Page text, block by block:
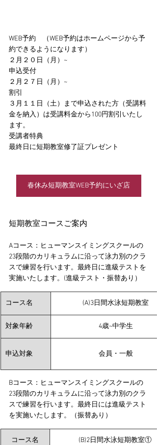
WEB予約　（WEB予約はホームページから予
約できるようになります）
２月２０日（月）~
申込受付
２月２７日（月）~
割引
３月１１日（土）まで申込された方（受講料
金を納入）は受講料金から100円割引いたし
ます。
受講者特典
最終日に短期教室修了証プレゼント
春休み短期教室WEB予約にいざ店
短期教室コースご案内
Aコース：ヒューマンスイミングスクールの
23段階のカリキュラムに沿って泳力別のクラ
スで練習を行います。最終日に進級テストを
実施いたします。(進級テスト・振替あり）
​コース名 ​(A)3日間水泳短期教室
対象年齢 4歳~中学生​
申込対象 会員・一般
Bコース：ヒューマンスイミングスクールの
23段階のカリキュラムに沿って泳力別のクラ
スで練習を行います。最終日には進級テスト
を実施いたします。（振替あり）
コース名 (B)2日間水泳短期教室①